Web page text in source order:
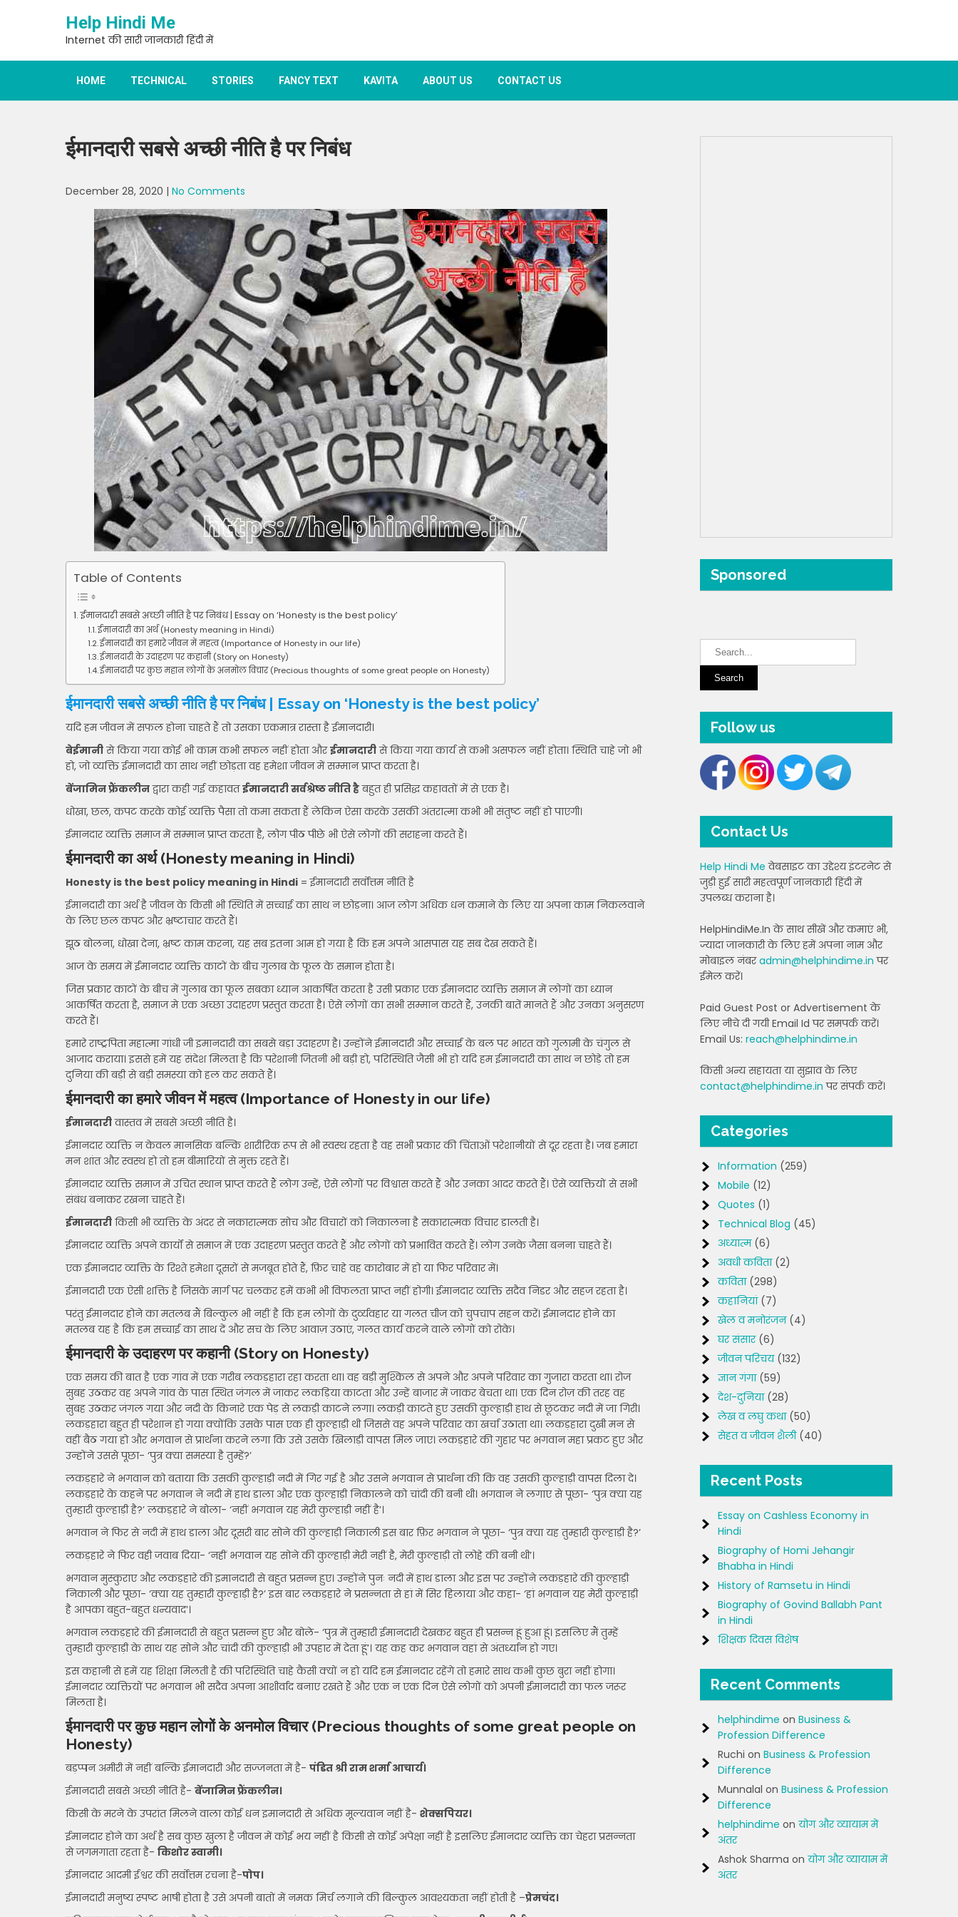
Help Hindi Me
Internet की सारी जानकारी हिंदी में
HOME TECHNICAL STORIES FANCY TEXT KAVITA ABOUT US CONTACT US
ईमानदारी सबसे अच्छी नीति है पर निबंध
December 28, 2020 | No Comments
Table of Contents
ईमानदारी सबसे अच्छी नीति है पर निबंध | Essay on ‘Honesty is the best policy’
ईमानदारी का अर्थ (Honesty meaning in Hindi)
ईमानदारी का हमारे जीवन में महत्व (Importance of Honesty in our life)
ईमानदारी के उदाहरण पर कहानी (Story on Honesty)
ईमानदारी पर कुछ महान लोगों के अनमोल विचार (Precious thoughts of some great people on Honesty)
ईमानदारी सबसे अच्छी नीति है पर निबंध | Essay on ‘Honesty is the best policy’
यदि हम जीवन में सफल होना चाहते हैं तो उसका एकमात्र रास्ता है ईमानदारी।
बेईमानीसे किया गया कोई भी काम कभी सफल नहीं होता औरईमानदारीसे किया गया कार्य से कभी असफल नहीं होता। स्थिति चाहे जो भी
हो, जो व्यक्ति ईमानदारी का साथ नहीं छोड़ता वह हमेशा जीवन में सम्मान प्राप्त करता है।
बेंजामिन फ्रैंकलीनद्वारा कही गई कहावतईमानदारी सर्वश्रेष्ठ नीति हैबहुत ही प्रसिद्ध कहावतों में से एक है।
धोखा, छल, कपट करके कोई व्यक्ति पैसा तो कमा सकता हैं लेकिन ऐसा करके उसकी अंतरात्मा कभी भी संतुष्ट नहीं हो पाएगी।
ईमानदार व्यक्ति समाज में सम्मान प्राप्त करता है, लोग पीठ पीछे भी ऐसे लोगों की सराहना करते हैं।
ईमानदारी का अर्थ(Honesty meaning in Hindi)
Honesty is the best policy meaning in Hindi = ईमानदारी सर्वोत्तम नीति है
ईमानदारी का अर्थ है जीवन के किसी भी स्थिति में सच्चाई का साथ न छोड़ना। आज लोग अधिक धन कमाने के लिए या अपना काम निकलवाने
के लिए छल कपट और भ्रष्टाचार करते हैं।
झूठ बोलना, धोखा देना, भ्रष्ट काम करना, यह सब इतना आम हो गया है कि हम अपने आसपास यह सब देख सकते हैं।
आज के समय में ईमानदार व्यक्ति काटों के बीच गुलाब के फूल के समान होता है।
जिस प्रकार काटों के बीच में गुलाब का फूल सबका ध्यान आकर्षित करता है उसी प्रकार एक ईमानदार व्यक्ति समाज में लोगों का ध्यान
आकर्षित करता है, समाज मे एक अच्छा उदाहरण प्रस्तुत करता है। ऐसे लोगों का सभी सम्मान करते हैं, उनकी बातें मानते हैं और उनका अनुसरण
करते हैं।
हमारे राष्ट्रपिता महात्मा गांधी जी इमानदारी का सबसे बड़ा उदाहरण है। उन्होंने ईमानदारी और सच्चाई के बल पर भारत को गुलामी के चंगुल से
आजाद कराया। इससे हमें यह संदेश मिलता है कि परेशानी जितनी भी बड़ी हो, परिस्थिति जैसी भी हो यदि हम ईमानदारी का साथ न छोड़े तो हम
दुनिया की बड़ी से बड़ी समस्या को हल कर सकते हैं।
ईमानदारी का हमारे जीवन में महत्व(Importance of Honesty in our life)
ईमानदारीवास्तव में सबसे अच्छी नीति है।
ईमानदार व्यक्ति न केवल मानसिक बल्कि शारीरिक रूप से भी स्वस्थ रहता है वह सभी प्रकार की चिंताओं परेशानीयों से दूर रहता है। जब हमारा
मन शांत और स्वस्थ हो तो हम बीमारियों से मुक्त रहते हैं।
ईमानदार व्यक्ति समाज में उचित स्थान प्राप्त करते हैं लोग उन्हें, ऐसे लोगों पर विश्वास करते हैं और उनका आदर करते हैं। ऐसे व्यक्तियों से सभी
संबंध बनाकर रखना चाहते हैं।
ईमानदारी किसी भी व्यक्ति के अंदर से नकारात्मक सोच और विचारों को निकालना है सकारात्मक विचार डालती है।
ईमानदार व्यक्ति अपने कार्यों से समाज में एक उदाहरण प्रस्तुत करते हैं और लोगों को प्रभावित करते हैं। लोग उनके जैसा बनना चाहते हैं।
एक ईमानदार व्यक्ति के रिश्ते हमेशा दूसरों से मजबूत होते हैं, फ़िर चाहे वह कारोबार में हो या फिर परिवार में।
ईमानदारी एक ऐसी शक्ति है जिसके मार्ग पर चलकर हमें कभी भी विफलता प्राप्त नहीं होगी। ईमानदार व्यक्ति सदैव निडर और सहज रहता है।
परंतु ईमानदार होने का मतलब मैं बिल्कुल भी नहीं है कि हम लोगों के दुर्व्यवहार या गलत चीज को चुपचाप सहन करें। ईमानदार होने का
मतलब यह है कि हम सच्चाई का साथ दें और सच के लिए आवाज़ उठाएं, गलत कार्य करने वाले लोगों को रोके।
ईमानदारी के उदाहरण पर कहानी(Story on Honesty)
एक समय की बात है एक गांव में एक गरीब लकड़हारा रहा करता था। वह बड़ी मुश्किल से अपने और अपने परिवार का गुजारा करता था। रोज
सुबह उठकर वह अपने गांव के पास स्थित जंगल में जाकर लकड़िया काटता और उन्हें बाजार में जाकर बेचता था। एक दिन रोज़ की तरह वह
सुबह उठकर जंगल गया और नदी के किनारे एक पेड़ से लकड़ी काटने लगा। लकड़ी काटते हुए उसकी कुल्हाड़ी हाथ से छूटकर नदी में जा गिरी।
लकड़हारा बहुत ही परेशान हो गया क्योंकि उसके पास एक ही कुल्हाड़ी थी जिससे वह अपने परिवार का खर्चा उठाता था। लकड़हारा दुखी मन से
वहीं बैठ गया हो और भगवान से प्रार्थना करने लगा कि उसे उसके खिलाड़ी वापस मिल जाए। लकड़हारे की गुहार पर भगवान महा प्रकट हुए और
उन्होंने उससे पूछा- ‘पुत्र क्या समस्या है तुम्हें?’
लकड़हारे ने भगवान को बताया कि उसकी कुल्हाड़ी नदी में गिर गई है और उसने भगवान से प्रार्थना की कि वह उसकी कुल्हाड़ी वापस दिला दे।
लकड़हारे के कहने पर भगवान ने नदी में हाथ डाला और एक कुल्हाड़ी निकालने को चांदी की बनी थी। भगवान ने लगाए से पूछा- ‘पुत्र क्या यह
तुम्हारी कुल्हाड़ी है?’ लकड़हारे ने बोला- ‘नहीं भगवान यह मेरी कुल्हाड़ी नहीं है’।
भगवान ने फिर से नदी में हाथ डाला और दूसरी बार सोने की कुल्हाड़ी निकाली इस बार फ़िर भगवान ने पूछा- ‘पुत्र क्या यह तुम्हारी कुल्हाड़ी है?’
लकड़हारे ने फिर वही जवाब दिया- ‘नहीं भगवान यह सोने की कुल्हाड़ी मेरी नहीं है, मेरी कुल्हाड़ी तो लोहे की बनी थी’।
भगवान मुस्कुराए और लकड़हारे की इमानदारी से बहुत प्रसन्न हुए। उन्होंने पुनः नदी में हाथ डाला और इस पर उन्होंने लकड़हारे की कुल्हाड़ी
निकाली और पूछा- ‘क्या यह तुम्हारी कुल्हाड़ी है?’ इस बार लकड़हारे ने प्रसन्नता से हां में सिर हिलाया और कहा- ‘हां भगवान यह मेरी कुल्हाड़ी
है आपका बहुत-बहुत धन्यवाद’।
भगवान लकड़हारे की ईमानदारी से बहुत प्रसन्न हुए और बोले- ‘पुत्र में तुम्हारी ईमानदारी देखकर बहुत ही प्रसन्न हूं हुआ हूं। इसलिए मैं तुम्हें
तुम्हारी कुल्हाड़ी के साथ यह सोने और चांदी की कुल्हाड़ी भी उपहार में देता हूं’। यह कह कर भगवान वहां से अंतर्ध्यान हो गए।
इस कहानी से हमें यह शिक्षा मिलती है की परिस्थिति चाहे कैसी क्यों न हो यदि हम ईमानदार रहेंगे तो हमारे साथ कभी कुछ बुरा नहीं होगा।
ईमानदार व्यक्तियों पर भगवान भी सदैव अपना आशीर्वाद बनाए रखते हैं और एक न एक दिन ऐसे लोगों को अपनी ईमानदारी का फल जरूर
मिलता है।
ईमानदारी पर कुछ महान लोगों के अनमोल विचार(Precious thoughts of some great people on
Honesty)
बड़प्पन अमीरी में नहीं बल्कि ईमानदारी और सज्जनता में है- पंडित श्री राम शर्मा आचार्य।
ईमानदारी सबसे अच्छी नीति है- बेंजामिन फ्रैंकलीन।
किसी के मरने के उपरांत मिलने वाला कोई धन इमानदारी से अधिक मूल्यवान नहीं है- शेक्सपियर।
ईमानदार होने का अर्थ है सब कुछ खुला है जीवन में कोई भय नहीं है किसी से कोई अपेक्षा नहीं है इसलिए ईमानदार व्यक्ति का चेहरा प्रसन्नता
से जगमगाता रहता है- किशोर स्वामी।
ईमानदार आदमी ईश्वर की सर्वोत्तम रचना है-पोप।
ईमानदारी मनुष्य स्पष्ट भाषी होता है उसे अपनी बातों में नमक मिर्च लगाने की बिल्कुल आवश्यकता नहीं होती है –प्रेमचंद।
Sponsored
Follow us
Contact Us
Help Hindi Me वेबसाइट का उद्देश्य इंटरनेट से
जुड़ी हुई सारी महत्वपूर्ण जानकारी हिंदी में
उपलब्ध कराना है।
HelpHindiMe.In के साथ सीखें और कमाएं भी,
ज्यादा जानकारी के लिए हमें अपना नाम और
मोबाइल नंबरadmin@helphindime.in पर
ईमेल करें।
Paid Guest Post or Advertisement के
लिए नीचे दी गयी Email Id पर समपर्क करें।
Email Us: reach@helphindime.in
किसी अन्य सहायता या सुझाव के लिए
contact@helphindime.in पर संपर्क करें।
Categories
Information (259)
Mobile (12)
Quotes (1)
Technical Blog (45)
अध्यात्म(6)
अवधी कविता(2)
कविता(298)
कहानियां(7)
खेल व मनोरंजन(4)
घर संसार(6)
जीवन परिचय(132)
ज्ञान गंगा(59)
देश-दुनिया(28)
लेख व लघु कथा(50)
सेहत व जीवन शैली(40)
Recent Posts
Essay on Cashless Economy in
Hindi
Biography of Homi Jehangir
Bhabha in Hindi
History of Ramsetu in Hindi
Biography of Govind Ballabh Pant
in Hindi
शिक्षक दिवस विशेष
Recent Comments
helphindime on Business &
Profession Difference
Ruchi on Business & Profession
Difference
Munnalal on Business & Profession
Difference
helphindime on योग और व्यायाम में
अंतर
Ashok Sharma on योग और व्यायाम में
अंतर